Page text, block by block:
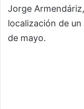
Jorge
localización de
de mayo.